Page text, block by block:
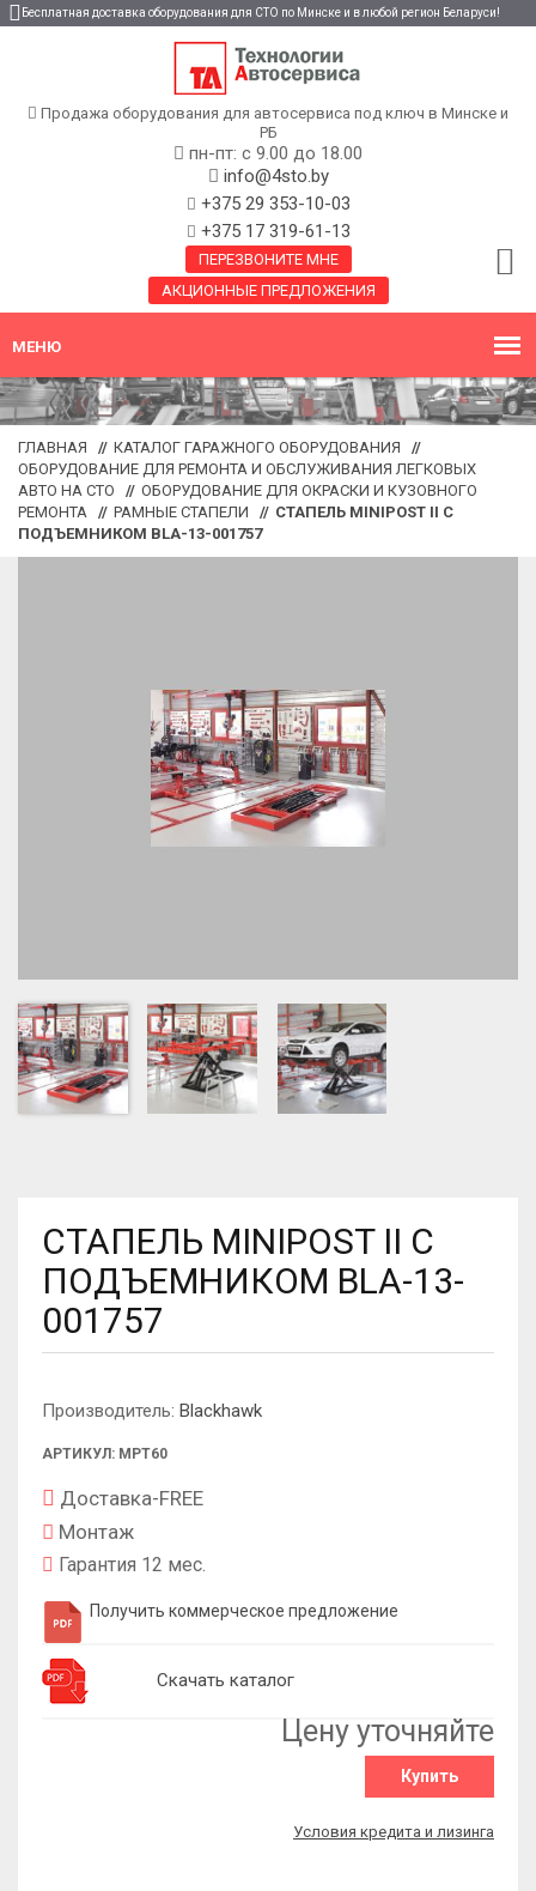
Бесплатная доставка оборудования для СТО по Минске и в любой регион Беларуси!
Продажа оборудования для автосервиса под ключ в Минске и
РБ
пн-пт: с 9.00 до 18.00
info@4sto.by
+375 29 353-10-03
+375 17 319-61-13
ПЕРЕЗВОНИТЕ МНЕ
АКЦИОННЫЕ ПРЕДЛОЖЕНИЯ
ГЛАВНАЯ // КАТАЛОГ ГАРАЖНОГО ОБОРУДОВАНИЯ
//
ОБОРУДОВАНИЕ ДЛЯ РЕМОНТА И ОБСЛУЖИВАНИЯ ЛЕГКОВЫХ
АВТО НА СТО
// ОБОРУДОВАНИЕ ДЛЯ ОКРАСКИ И КУЗОВНОГО
РЕМОНТА // РАМНЫЕ СТАПЕЛИ // СТАПЕЛЬ MINIPOST II С
ПОДЪЕМНИКОМ BLA-13-001757
СТАПЕЛЬ MINIPOST II С
ПОДЪЕМНИКОМ BLA-13-
001757
Производитель: Blackhawk
АРТИКУЛ: MPT60
Доставка-FREE
Монтаж
Гарантия 12 мес.
Получить коммерческое предложение
Скачать каталог
Цену уточняйте
Купить
Условия кредита и лизинга